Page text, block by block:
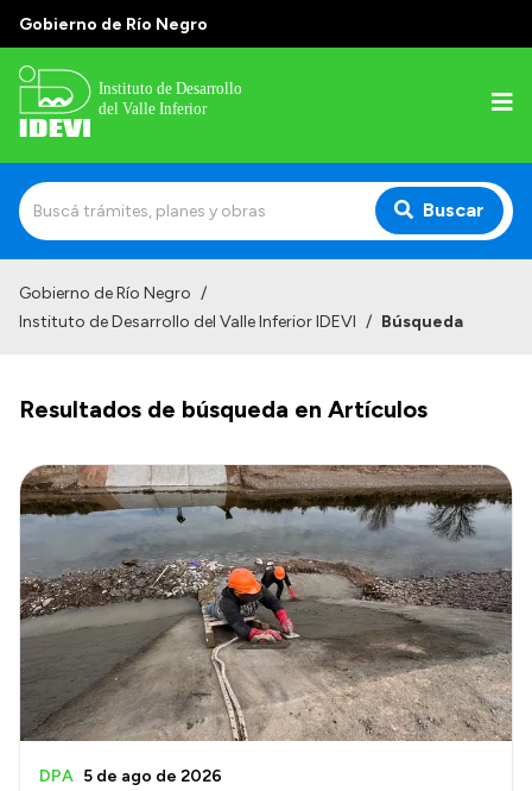
Gobierno de Río Negro
Buscar
Normativa
Historia
Gobierno de Río Negro /
Instituto de Desarrollo del Valle Inferior IDEVI / Búsqueda
Resultados de búsqueda en Artículos
DPA 5 de ago de 2026